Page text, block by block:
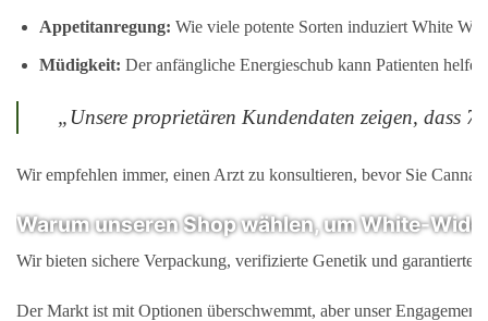
Appetitanregung: Wie viele potente Sorten induziert White
Müdigkeit: Der anfängliche Energieschub kann Patienten
„Unsere proprietären Kundendaten zeigen, dass
Wir empfehlen immer, einen Arzt zu konsultieren, bevor Sie
Warum unseren Shop wählen, um White-
Wir bieten sichere Verpackung, verifizierte Genetik und
Der Markt ist mit Optionen überschwemmt, aber unser